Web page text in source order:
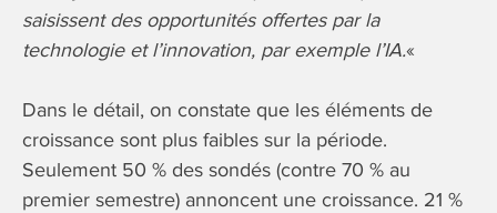
saisissent des opportunités offertes par la
technologie et l’innovation, par exemple l’IA.«
Dans le détail, on constate que les éléments de
croissance sont plus faibles sur la période.
Seulement 50 % des sondés (contre 70 % au
premier semestre) annoncent une croissance. 21 %